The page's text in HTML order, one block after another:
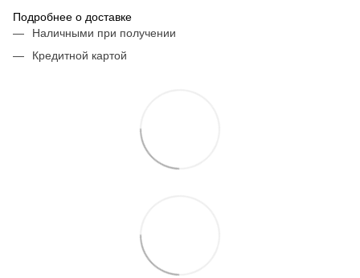
Подробнее о доставке
Наличными при получении
Кредитной картой